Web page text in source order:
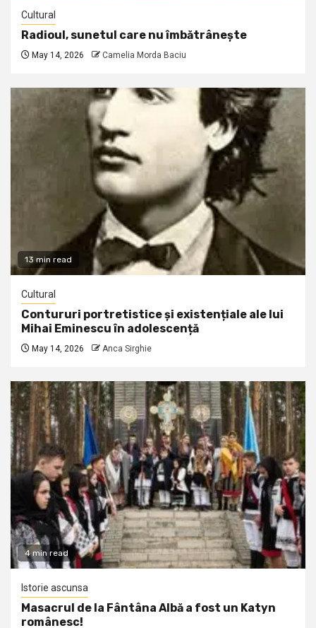
Cultural
Radioul, sunetul care nu îmbătrânește
May 14, 2026 Camelia Morda Baciu
13 min read
Cultural
Contururi portretistice și existențiale ale lui
Mihai Eminescu în adolescență
May 14, 2026 Anca Sirghie
4 min read
Istorie ascunsa
Masacrul de la Fântâna Albă a fost un Katyn
românesc!